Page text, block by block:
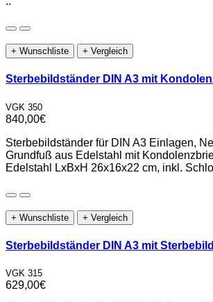
+ Wunschliste + Vergleich
Sterbebildständer DIN A3 mit
VGK 350
840,00€
Sterbebildständer für DIN A3 Einlagen,
Grundfuß aus Edelstahl mit
Edelstahl LxBxH 26x16x22 cm, inkl.
+ Wunschliste + Vergleich
Sterbebildständer DIN A3 mit
VGK 315
629,00€